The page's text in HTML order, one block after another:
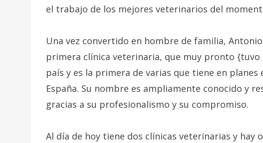
el trabajo de los mejores veterinarios del
Una vez convertido en hombre de familia,
primera clínica veterinaria, que muy pronto
país y es la primera de varias que tiene en
España. Su nombre es ampliamente conocido y
gracias a su profesionalismo y su compromiso.
Al día de hoy tiene dos clínicas veterinarias y hay